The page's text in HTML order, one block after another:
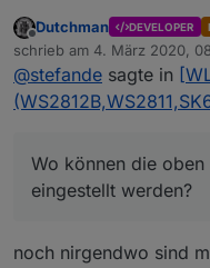
Instructions
3. Configure
auto-detect
5. Adapter
Wo können
eingestellt
Offline
Dutchman DEVELOPER
schrieb am 4. März 2020,
zuletzt editiert von
@stefande sagte in
Wo können die oben
eingestellt werden?
noch nirgendwo sind